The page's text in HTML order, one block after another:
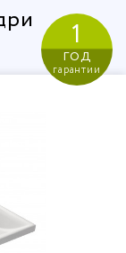
1
год
гарантии